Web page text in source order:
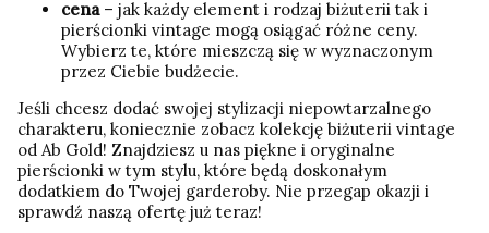
cena– jak każdy element i rodzaj biżuterii tak i
pierścionki vintage mogą osiągać różne ceny.
Wybierz te, które mieszczą się w wyznaczonym
przez Ciebie budżecie.
Jeśli chcesz dodać swojej stylizacji niepowtarzalnego
charakteru, koniecznie zobacz kolekcję biżuterii vintage
od Ab Gold! Znajdziesz u nas piękne i oryginalne
pierścionki w tym stylu, które będą doskonałym
dodatkiem do Twojej garderoby. Nie przegap okazji i
sprawdź naszą ofertę już teraz!